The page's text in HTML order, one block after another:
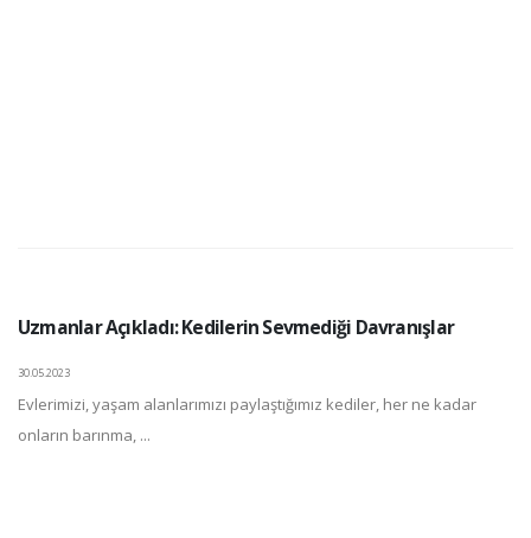
Uzmanlar Açıkladı: Kedilerin Sevmediği Davranışlar
30.05.2023
Evlerimizi, yaşam alanlarımızı paylaştığımız kediler, her ne kadar
onların barınma, ...